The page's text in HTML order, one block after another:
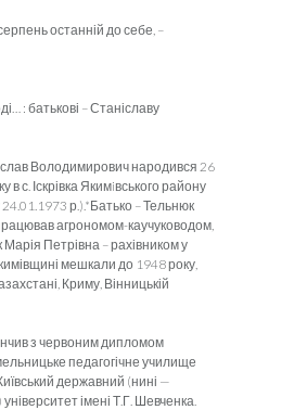
останній до себе, –
: батькові – Станіславу
Володимирович народився 26
в с. Іскрівка Якимiвського району
24.01.1973 р.).*Батько – Тельнюк
агрономом-каучуководом,
Петрівна – рахівником у
мешкали до 1948 року,
Криму, Вінницькій
з червоним дипломом
педагогічне училище
державний (нині —
імені Т.Г. Шевченка.